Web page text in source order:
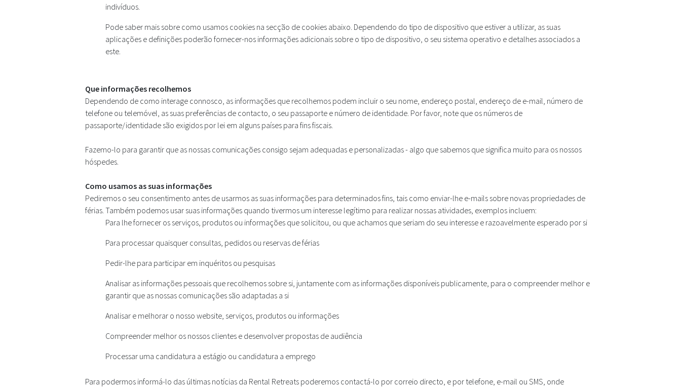
indivíduos.
Pode saber mais sobre como usamos cookies na secção de cookies abaixo. Dependendo do tipo de dispositivo que estiver a utilizar, as suas
aplicações e definições poderão fornecer-nos informações adicionais sobre o tipo de dispositivo, o seu sistema operativo e detalhes associados a
este.
Que informações recolhemos
Dependendo de como interage connosco, as informações que recolhemos podem incluir o seu nome, endereço postal, endereço de e-mail, número de
telefone ou telemóvel, as suas preferências de contacto, o seu passaporte e número de identidade. Por favor, note que os números de
passaporte/identidade são exigidos por lei em alguns países para fins fiscais.
Fazemo-lo para garantir que as nossas comunicações consigo sejam adequadas e personalizadas - algo que sabemos que significa muito para os nossos
hóspedes.
Como usamos as suas informações
Pediremos o seu consentimento antes de usarmos as suas informações para determinados fins, tais como enviar-lhe e-mails sobre novas propriedades de
férias. Também podemos usar suas informações quando tivermos um interesse legítimo para realizar nossas atividades, exemplos incluem:
Para lhe fornecer os serviços, produtos ou informações que solicitou, ou que achamos que seriam do seu interesse e razoavelmente esperado por si
Para processar quaisquer consultas, pedidos ou reservas de férias
Pedir-lhe para participar em inquéritos ou pesquisas
Analisar as informações pessoais que recolhemos sobre si, juntamente com as informações disponíveis publicamente, para o compreender melhor e
garantir que as nossas comunicações são adaptadas a si
Analisar e melhorar o nosso website, serviços, produtos ou informações
Compreender melhor os nossos clientes e desenvolver propostas de audiência
Processar uma candidatura a estágio ou candidatura a emprego
Para podermos informá-lo das últimas notícias da Rental Retreats poderemos contactá-lo por correio directo, e por telefone, e-mail ou SMS, onde